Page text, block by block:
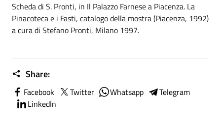
Scheda di S. Pronti, in Il Palazzo Farnese a Piacenza. La
Pinacoteca e i Fasti, catalogo della mostra (Piacenza, 1992)
a cura di Stefano Pronti, Milano 1997.
Share:
Facebook Twitter Whatsapp
Telegram
LinkedIn